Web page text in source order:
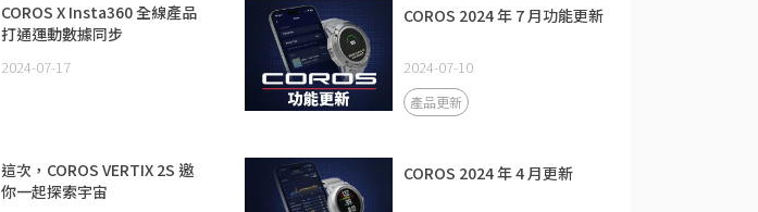
COROS X Insta360 全線產品
打通運動數據同步
2024-07-17
COROS 2024 年 7 月功能更新
2024-07-10
產品更新
這次，COROS VERTIX 2S 邀
你一起探索宇宙
COROS 2024 年 4 月更新